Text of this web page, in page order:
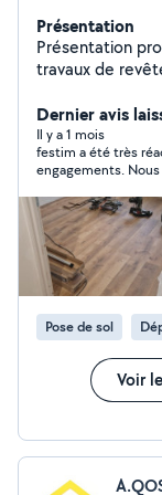
Présentation
Présentation
travaux de
professionnels
propres et le
de carrelage
cuisine Terrasse
sol Peinture
et balcon
pour : sous-
dépannage
message
Dernier avis
Il y a 1 mois
festim a été très
Pose de sol
Voir